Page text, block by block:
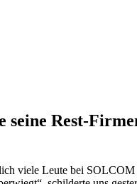
seine Rest-
viele Leute bei SOLCOM